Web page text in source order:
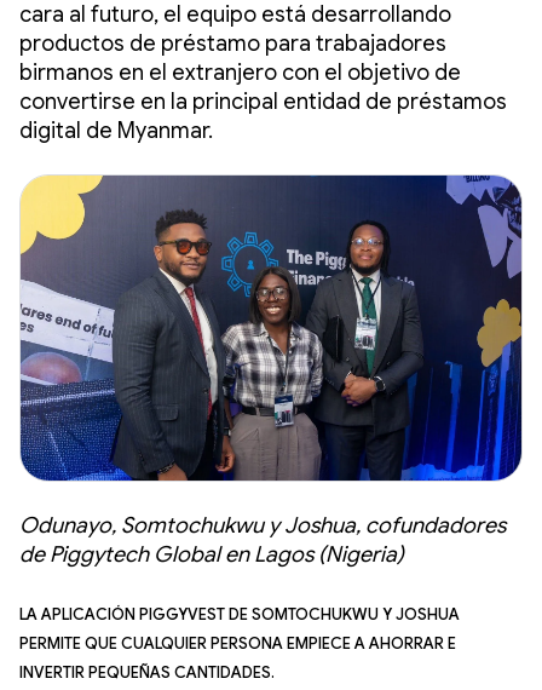
cara al futuro, el equipo está desarrollando
productos de préstamo para trabajadores
birmanos en el extranjero con el objetivo de
convertirse en la principal entidad de préstamos
digital de Myanmar.
Odunayo, Somtochukwu y Joshua, cofundadores
de Piggytech Global en Lagos (Nigeria)
La aplicación PiggyVest de Somtochukwu y Joshua
permite que cualquier persona empiece a ahorrar e
invertir pequeñas cantidades.